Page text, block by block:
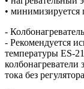
• минимизируется
-
- Рекомендуется
температуры ES-
колбонагреватели
тока без